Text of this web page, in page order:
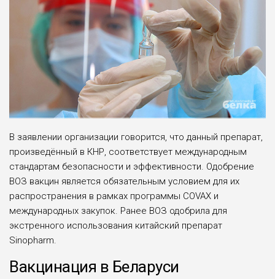
В заявлении организации говорится, что данный препа­рат,
произведённый в КНР, со­ответствует международным
стандартам безопасности и эф­фективности. Одобрение
ВОЗ вакцин является обязатель­ным условием для их
распро­странения в рамках програм­мы COVAX и
международных закупок. Ранее ВОЗ одобри­ла для
экстренного исполь­зования китайский препарат
Sinopharm.
Вакцинация в Беларуси